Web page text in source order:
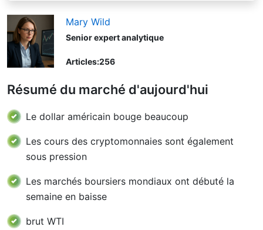
Mary Wild
Senior expert analytique
Articles:256
Résumé du marché d'aujourd'hui
Le dollar américain bouge beaucoup
Les cours des cryptomonnaies sont également
sous pression
Les marchés boursiers mondiaux ont débuté la
semaine en baisse
brut WTI